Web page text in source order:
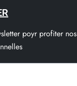
poyr profiter nos